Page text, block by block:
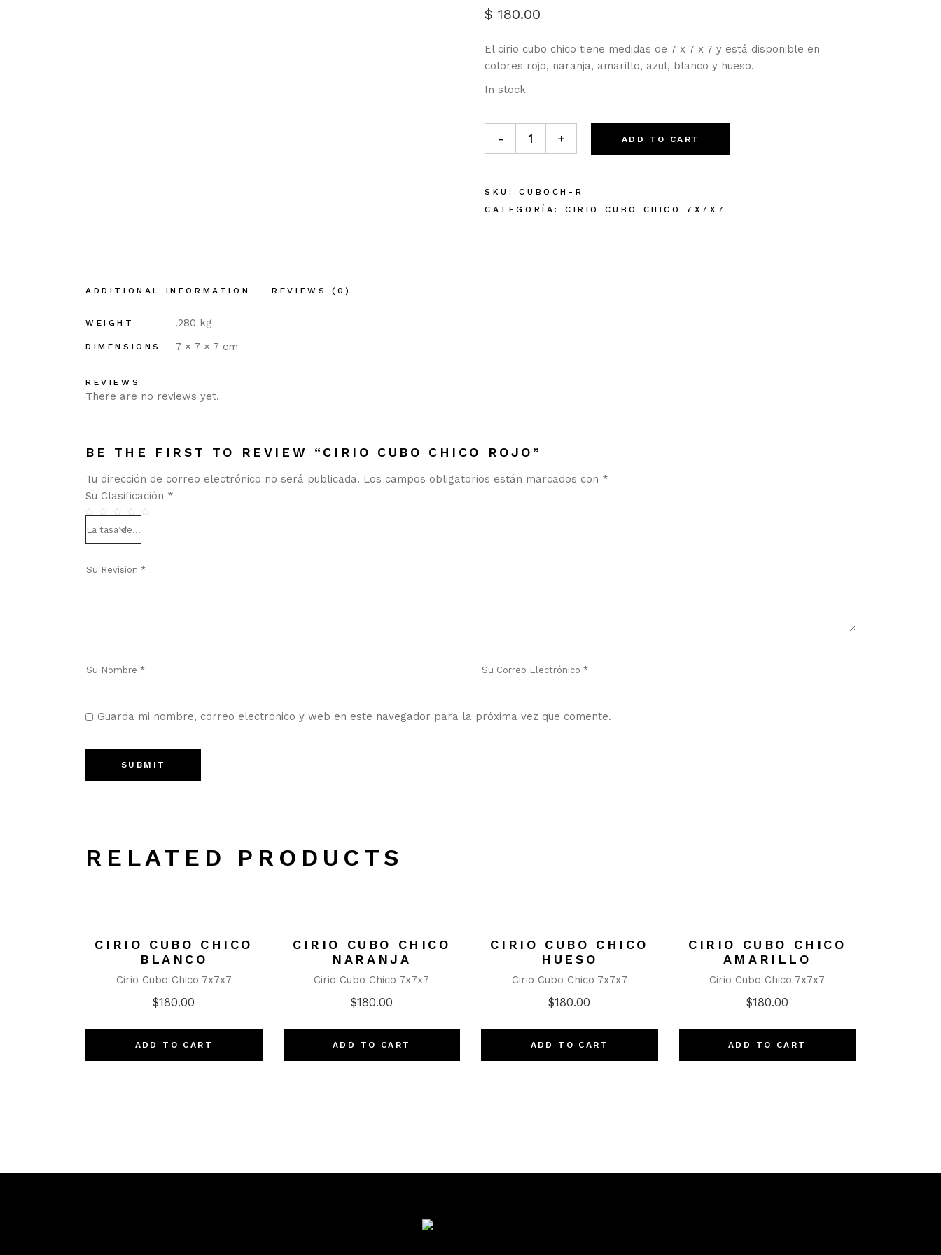
$ 180.00
El cirio cubo chico tiene medidas de 7 x 7 x 7 y está disponible en
colores rojo, naranja, amarillo, azul, blanco y hueso.
In stock
Cirio cubo chico Rojo cantidad
- + ADD TO CART
SKU:
CUBOCH-R
CATEGORÍA:
CIRIO CUBO CHICO 7X7X7
ADDITIONAL INFORMATION REVIEWS (0)
WEIGHT .280 kg
DIMENSIONS 7 × 7 × 7 cm
REVIEWS
There are no reviews yet.
BE THE FIRST TO REVIEW “CIRIO CUBO CHICO ROJO”
Tu dirección de correo electrónico no será publicada. Los campos obligatorios están marcados con *
Su Clasificación *
Guarda mi nombre, correo electrónico y web en este navegador para la próxima vez que comente.
SUBMIT
RELATED PRODUCTS
CIRIO CUBO CHICO
BLANCO
Cirio Cubo Chico 7x7x7
$180.00
ADD TO CART
CIRIO CUBO CHICO
NARANJA
Cirio Cubo Chico 7x7x7
$180.00
ADD TO CART
CIRIO CUBO CHICO
HUESO
Cirio Cubo Chico 7x7x7
$180.00
ADD TO CART
CIRIO CUBO CHICO
AMARILLO
Cirio Cubo Chico 7x7x7
$180.00
ADD TO CART